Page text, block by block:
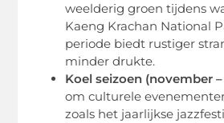
weelderig groen tijdens
Kaeng Krachan National
periode biedt rustiger
minder drukte.
Koel seizoen (november
om culturele
zoals het jaarlijkse